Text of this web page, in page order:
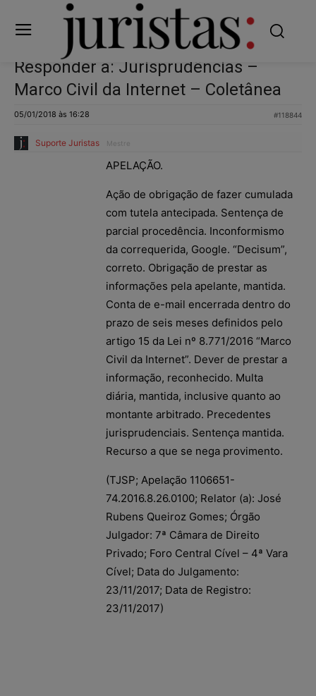
Responder a: Jurisprudências –
Marco Civil da Internet – Coletânea
05/01/2018 às 16:28 #118844
Suporte Juristas Mestre
APELAÇÃO.
Ação de obrigação de fazer cumulada
com tutela antecipada. Sentença de
parcial procedência. Inconformismo
da correquerida, Google. “Decisum”,
correto. Obrigação de prestar as
informações pela apelante, mantida.
Conta de e-mail encerrada dentro do
prazo de seis meses definidos pelo
artigo 15 da Lei nº 8.771/2016 “Marco
Civil da Internet”. Dever de prestar a
informação, reconhecido. Multa
diária, mantida, inclusive quanto ao
montante arbitrado. Precedentes
jurisprudenciais. Sentença mantida.
Recurso a que se nega provimento.
(TJSP; Apelação 1106651-
74.2016.8.26.0100; Relator (a): José
Rubens Queiroz Gomes; Órgão
Julgador: 7ª Câmara de Direito
Privado; Foro Central Cível – 4ª Vara
Cível; Data do Julgamento:
23/11/2017; Data de Registro:
23/11/2017)